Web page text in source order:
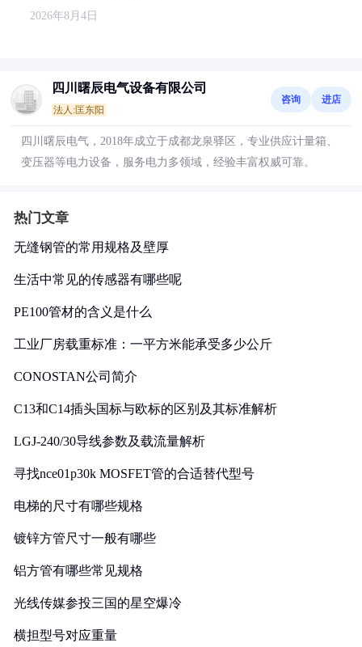
2026年8月4日
四川曙辰电气设备有限公司
法人:匡东阳
咨询 进店
四川曙辰电气，2018年成立于成都龙泉驿区，专业供应计量箱、
变压器等电力设备，服务电力多领域，经验丰富权威可靠。
热门文章
无缝钢管的常用规格及壁厚
生活中常见的传感器有哪些呢
PE100管材的含义是什么
工业厂房载重标准：一平方米能承受多少公斤
CONOSTAN公司简介
C13和C14插头国标与欧标的区别及其标准解析
LGJ-240/30导线参数及载流量解析
寻找nce01p30k MOSFET管的合适替代型号
电梯的尺寸有哪些规格
镀锌方管尺寸一般有哪些
铝方管有哪些常见规格
光线传媒参投三国的星空爆冷
横担型号对应重量